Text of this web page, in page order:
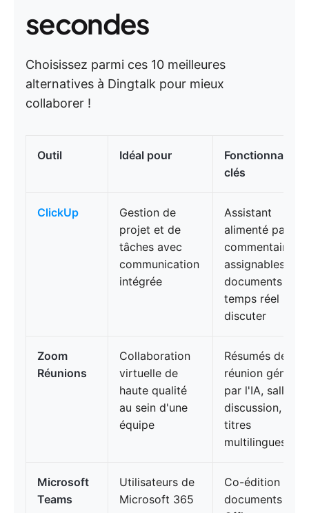
secondes
Choisissez parmi ces 10 meilleures
alternatives à Dingtalk pour mieux
collaborer !
Outil Idéal pour
Fonctionnalités
clés
ClickUp
Gestion de
projet et de
tâches avec
communication
intégrée
Assistant
alimenté par
commentaires
assignables,
documents en
temps réel +
discuter
Zoom
Réunions
Collaboration
virtuelle de
haute qualité
au sein d'une
équipe
Résumés de
réunion générés
par l'IA, salles
discussion,
titres
multilingues
Microsoft
Teams
Utilisateurs de
Microsoft 365
Co-édition de
documents